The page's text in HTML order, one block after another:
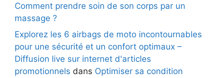
Comment prendre soin de son corps par un
massage ?
Explorez les 6 airbags de moto incontournables
pour une sécurité et un confort optimaux –
Diffusion live sur internet d'articles
promotionnels dans Optimiser sa condition